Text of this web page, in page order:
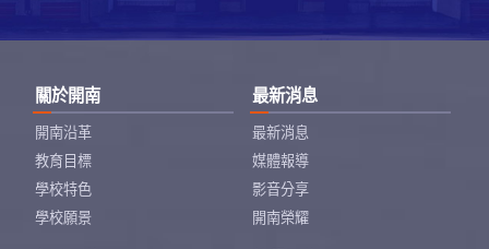
關於開南
開南沿革
教育目標
學校特色
學校願景
最新消息
最新消息
媒體報導
影音分享
開南榮耀